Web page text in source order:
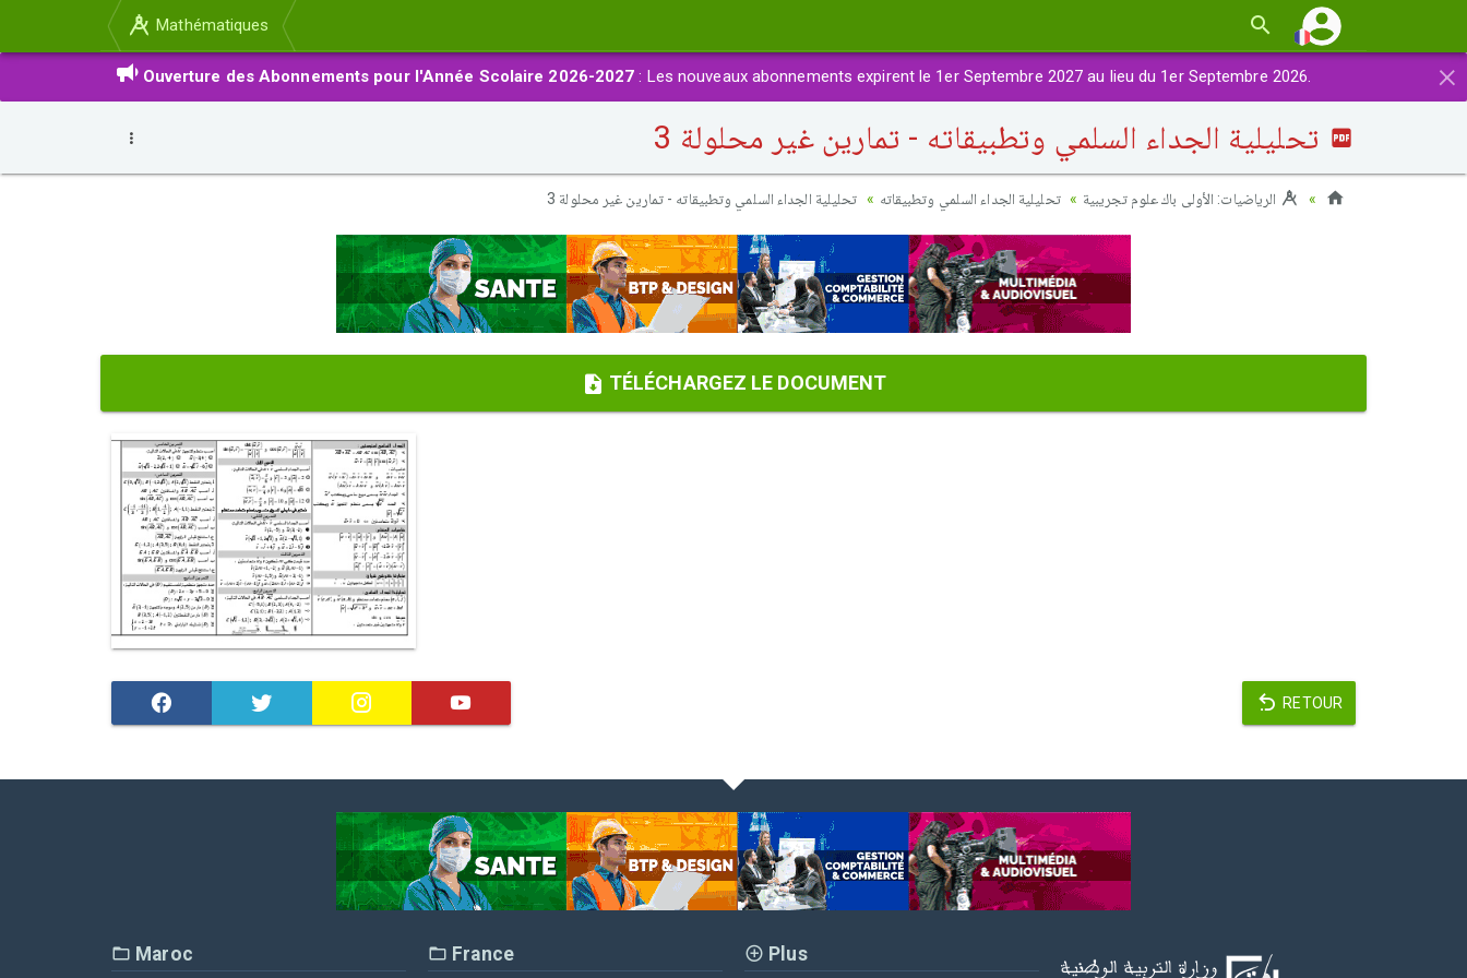
Mathématiques
×
Ouverture des Abonnements pour l'Année Scolaire 2026-2027 : Les nouveaux abonnements expirent le 1er Septembre 2027 au lieu du 1er Septembre 2026.
تحليلية الجداء السلمي وتطبيقاته - تمارين غير محلولة 3
الرياضيات: الأولى باك علوم تجريبية تحليلية الجداء السلمي وتطبيقاته تحليلية الجداء السلمي وتطبيقاته - تمارين غير محلولة 3
TÉLÉCHARGEZ LE DOCUMENT
RETOUR
Maroc France Plus